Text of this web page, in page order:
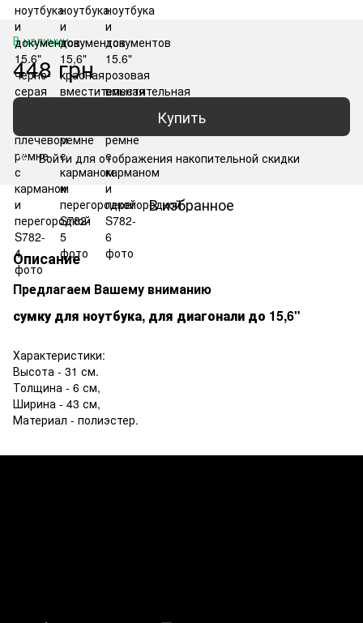
В наличии
448 грн
Купить
% Войти для отображения накопительной скидки
В избранное
Описание
Предлагаем Вашему вниманию
сумкудля ноутбука, для диагонали до 15,6"
Характеристики:
Высота - 31 см.
Толщина - 6 см,
Ширина - 43 см,
Материал - полиэстер.